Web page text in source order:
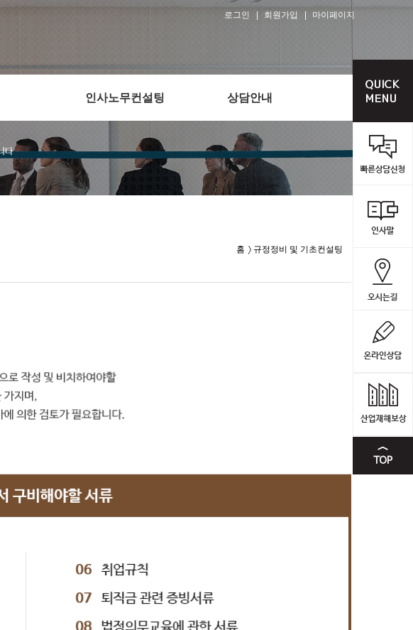
로그인 회원가입 마이페이지
인사노무컨설팅 상담안내
홈 규정정비 및 기초컨설팅